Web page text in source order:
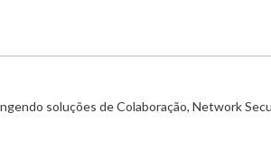
soluções de Colaboração, Network